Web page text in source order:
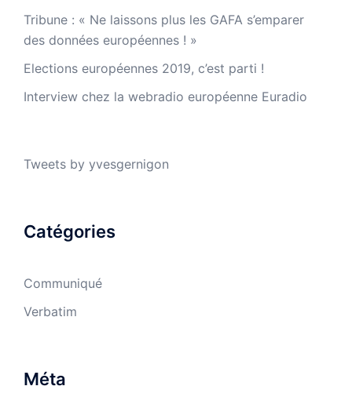
Tribune : « Ne laissons plus les GAFA s’emparer
des données européennes ! »
Elections européennes 2019, c’est parti !
Interview chez la webradio européenne Euradio
Tweets by yvesgernigon
Catégories
Communiqué
Verbatim
Méta